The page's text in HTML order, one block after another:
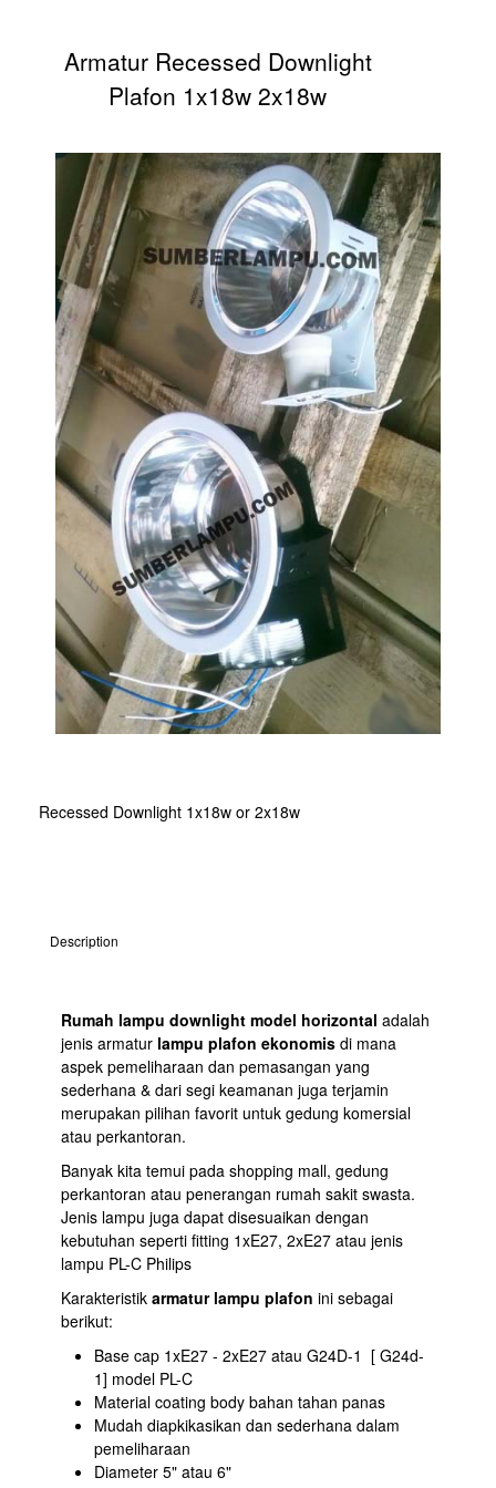
Armatur Recessed Downlight
Plafon 1x18w 2x18w
Recessed Downlight 1x18w or 2x18w
Description
Rumah lampu downlight model horizontal adalah
jenis armatur lampu plafon ekonomis di mana
aspek pemeliharaan dan pemasangan yang
sederhana & dari segi keamanan juga terjamin
merupakan pilihan favorit untuk gedung komersial
atau perkantoran.
Banyak kita temui pada shopping mall, gedung
perkantoran atau penerangan rumah sakit swasta.
Jenis lampu juga dapat disesuaikan dengan
kebutuhan seperti fitting 1xE27, 2xE27 atau jenis
lampu PL-C Philips
Karakteristik armatur lampu plafon ini sebagai
berikut:
Base cap 1xE27 - 2xE27 atau G24D-1 [ G24d-
1] model PL-C
Material coating body bahan tahan panas
Mudah diapkikasikan dan sederhana dalam
pemeliharaan
Diameter 5" atau 6"